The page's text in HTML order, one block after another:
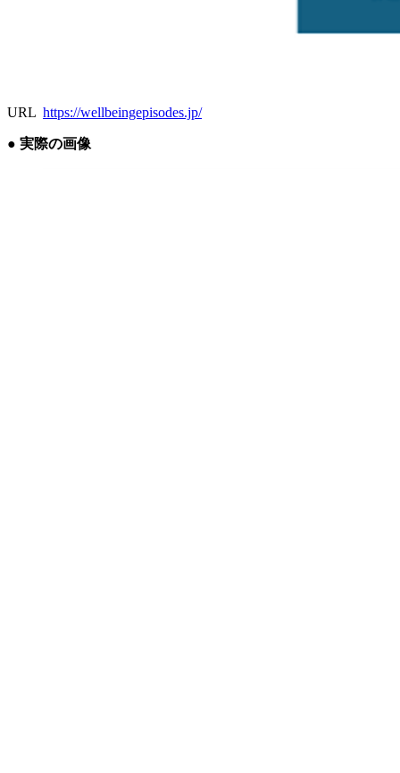
URL https://wellbeingepisodes.jp/
● 実際の画像